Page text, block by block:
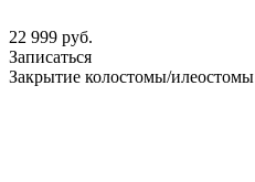
22 999 руб.
Записаться
Закрытие колостомы/илеостомы